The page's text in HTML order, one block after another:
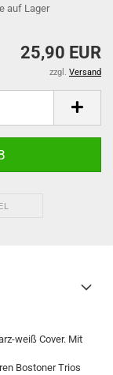
auf Lager
25,90 EUR
zzgl. Versand
weiß Cover. Mit
Bostoner Trios